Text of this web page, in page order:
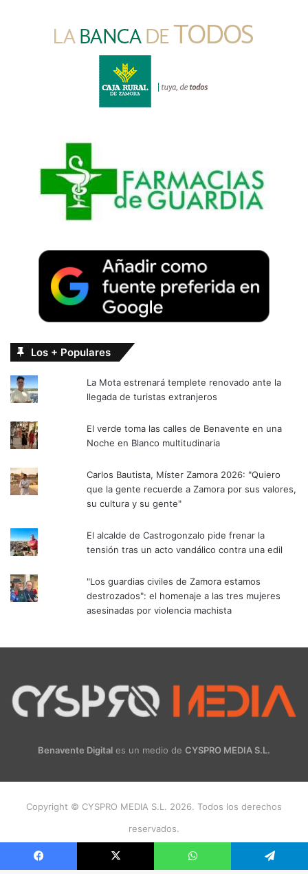
Los + Populares
La Mota estrenará templete renovado ante la
llegada de turistas extranjeros
El verde toma las calles de Benavente en una
Noche en Blanco multitudinaria
Carlos Bautista, Míster Zamora 2026: "Quiero
que la gente recuerde a Zamora por sus valores,
su cultura y su gente"
El alcalde de Castrogonzalo pide frenar la
tensión tras un acto vandálico contra una edil
"Los guardias civiles de Zamora estamos
destrozados": el homenaje a las tres mujeres
asesinadas por violencia machista
Benavente Digital es un medio de CYSPRO MEDIA S.L.
Copyright © CYSPRO MEDIA S.L. 2026. Todos los derechos
reservados.
Instagram
Facebook X WhatsApp Telegram